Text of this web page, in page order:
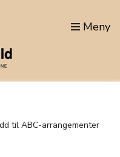
Meny
til ABC-arrangementer